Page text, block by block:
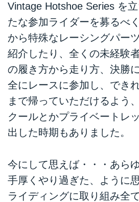
Vintage Hotshoe Series を
たな参加ライダーを募るべ
から特殊なレーシングパー
紹介したり、全くの未経験
の履き方から走り方、決勝
全にレースに参加し、でき
まで帰っていただけるよう
クールとかプライベートレ
出した時期もありました。
今にして思えば・・・あら
手厚くやり過ぎた、ように
ライディングに取り組み全